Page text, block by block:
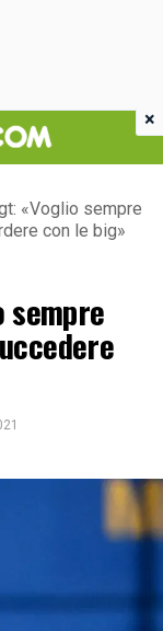
«Voglio sempre
con le big»
sempre
×